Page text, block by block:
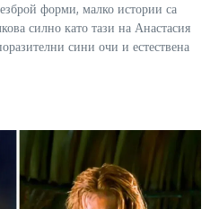
форми, малко истории са
силно като тази на Анастасия
сини очи и естествена